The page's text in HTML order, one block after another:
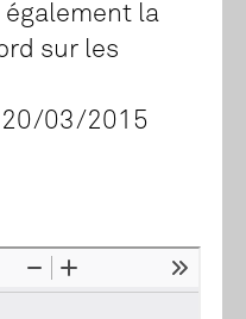
également la
sur les
20/03/2015